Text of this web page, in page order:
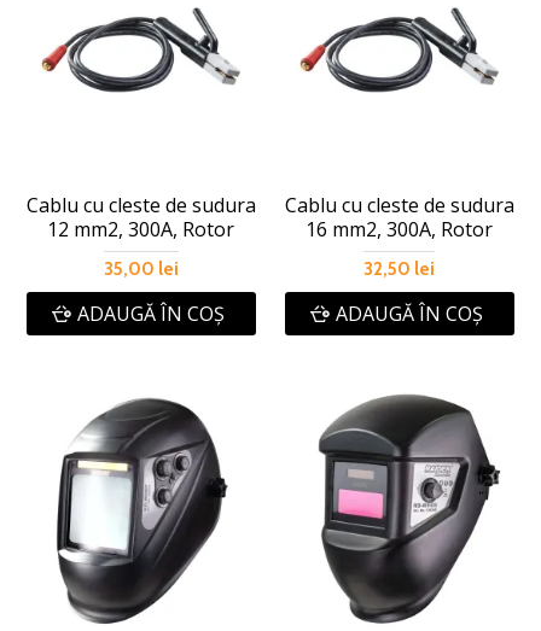
Cablu cu cleste de sudura
12 mm2, 300A, Rotor
35,00 lei
ADAUGĂ ÎN COŞ
Cablu cu cleste de sudura
16 mm2, 300A, Rotor
32,50 lei
ADAUGĂ ÎN COŞ